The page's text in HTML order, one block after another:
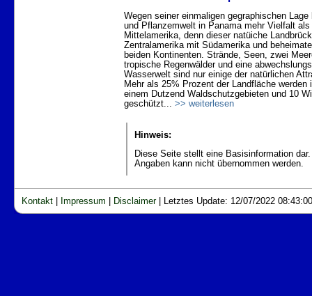
Wegen seiner einmaligen gegraphischen
und Pflanzemwelt in Panama mehr Vielfalt
Mittelamerika, denn dieser natüiche
Zentralamerika mit Südamerika und
beiden Kontinenten. Strände, Seen, zwei
tropische Regenwälder und eine
Wasserwelt sind nur einige der natürlichen
Mehr als 25% Prozent der Landfläche werden
einem Dutzend Waldschutzgebieten und 10
geschützt... >> weiterlesen
Hinweis:
Diese Seite stellt eine Basisinformation
Angaben kann nicht übernommen werden.
Kontakt | Impressum | Disclaimer| Letztes Update: 12/07/2022